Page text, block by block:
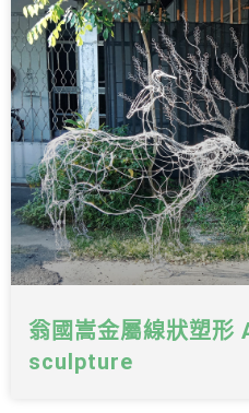
翁國嵩金屬線狀塑
sculpture